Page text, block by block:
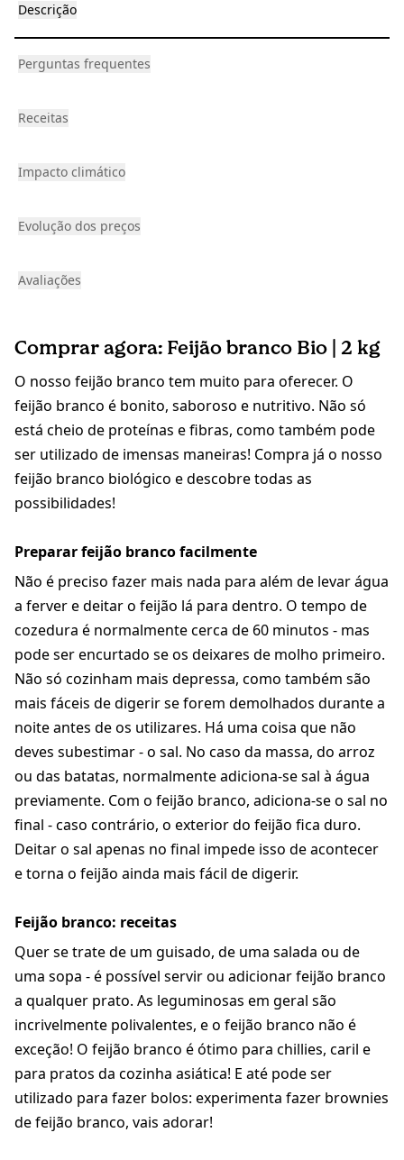
Descrição
Perguntas frequentes
Receitas
Impacto climático
Evolução dos preços
Avaliações
Comprar agora: Feijão branco Bio | 2 kg
O nosso feijão branco tem muito para oferecer. O
feijão branco é bonito, saboroso e nutritivo. Não só
está cheio de proteínas e fibras, como também pode
ser utilizado de imensas maneiras! Compra já o nosso
feijão branco biológico e descobre todas as
possibilidades!
Preparar feijão branco facilmente
Não é preciso fazer mais nada para além de levar água
a ferver e deitar o feijão lá para dentro. O tempo de
cozedura é normalmente cerca de 60 minutos - mas
pode ser encurtado se os deixares de molho primeiro.
Não só cozinham mais depressa, como também são
mais fáceis de digerir se forem demolhados durante a
noite antes de os utilizares. Há uma coisa que não
deves subestimar - o sal. No caso da massa, do arroz
ou das batatas, normalmente adiciona-se sal à água
previamente. Com o feijão branco, adiciona-se o sal no
final - caso contrário, o exterior do feijão fica duro.
Deitar o sal apenas no final impede isso de acontecer
e torna o feijão ainda mais fácil de digerir.
Feijão branco: receitas
Quer se trate de um guisado, de uma salada ou de
uma sopa - é possível servir ou adicionar feijão branco
a qualquer prato. As leguminosas em geral são
incrivelmente polivalentes, e o feijão branco não é
exceção! O feijão branco é ótimo para chillies, caril e
para pratos da cozinha asiática! E até pode ser
utilizado para fazer bolos: experimenta fazer brownies
de feijão branco, vais adorar!